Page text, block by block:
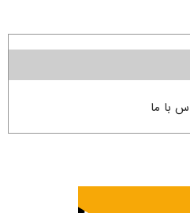
با ما